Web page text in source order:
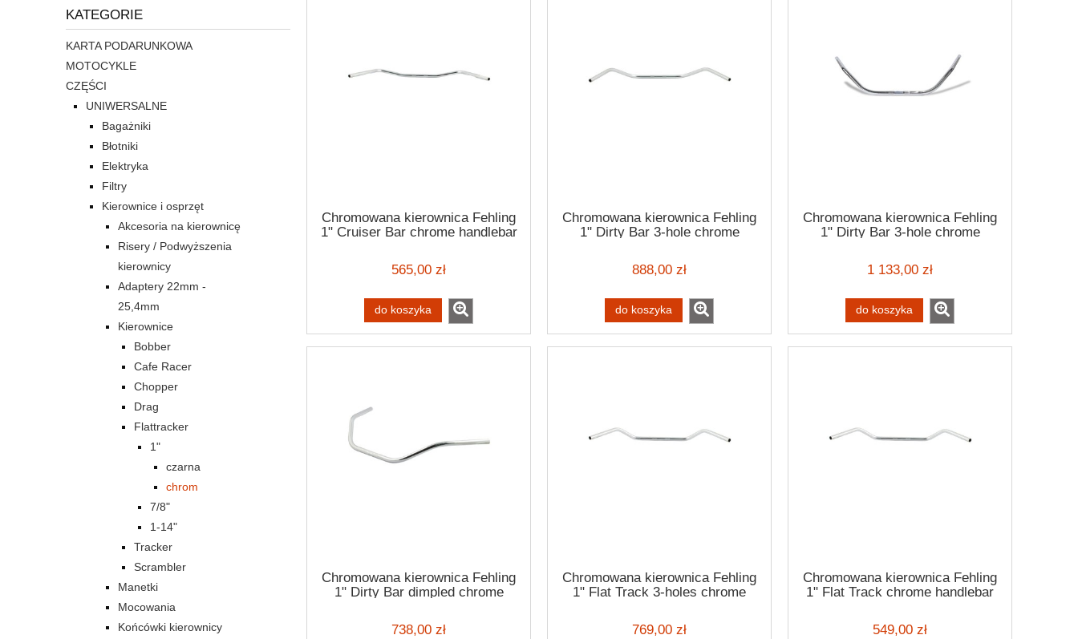
KATEGORIE
KARTA PODARUNKOWA
MOTOCYKLE
CZĘŚCI
UNIWERSALNE
Bagażniki
Błotniki
Elektryka
Filtry
Kierownice i osprzęt
Akcesoria na kierownicę
Risery / Podwyższenia
kierownicy
Adaptery 22mm -
25,4mm
Kierownice
Bobber
Cafe Racer
Chopper
Drag
Flattracker
1"
czarna
chrom
7/8"
1-14"
Tracker
Scrambler
Manetki
Mocowania
Końcówki kierownicy
Chromowana kierownica Fehling
1" Cruiser Bar chrome handlebar
565,00 zł
do koszyka
Chromowana kierownica Fehling
1" Dirty Bar 3-hole chrome
888,00 zł
do koszyka
Chromowana kierownica Fehling
1" Dirty Bar 3-hole chrome
1 133,00 zł
do koszyka
Chromowana kierownica Fehling
1" Dirty Bar dimpled chrome
738,00 zł
Chromowana kierownica Fehling
1" Flat Track 3-holes chrome
769,00 zł
Chromowana kierownica Fehling
1" Flat Track chrome handlebar
549,00 zł